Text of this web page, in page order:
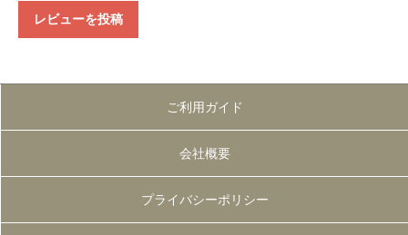
レビューを投稿
ご利用ガイド
会社概要
プライバシーポリシー